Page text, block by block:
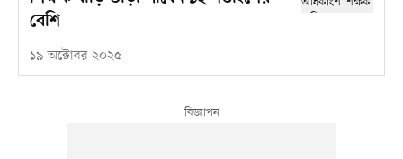
বেশি
১৯ অক্টোবর ২০২৫